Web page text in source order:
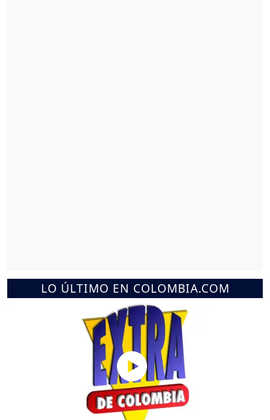
LO ÚLTIMO EN COLOMBIA.COM